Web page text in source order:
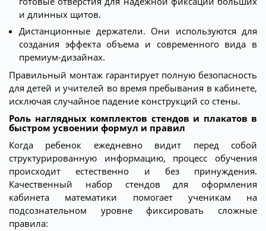
и длинных щитов.
Дистанционные держатели. Они используются для
создания эффекта объема и современного вида в
премиум-дизайнах.
Правильный монтаж гарантирует полную безопасность
для детей и учителей во время пребывания в кабинете,
исключая случайное падение конструкций со стены.
Роль наглядных комплектов стендов и плакатов в
быстром усвоении формул и правил
Когда ребенок ежедневно видит перед собой
структурированную информацию, процесс обучения
происходит естественно и без принуждения.
Качественный набор стендов для оформления
кабинета математики помогает ученикам на
подсознательном уровне фиксировать сложные
правила: